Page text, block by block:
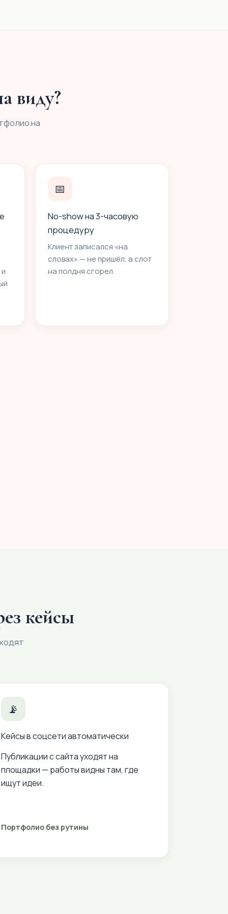
виду?
на
📅
No-show на 3-часовую
процедуру
Клиент записался «на
словах» — не пришёл, а слот
на полдня сгорел.
кейсы
📡
Кейсы в соцсети автоматически
Публикации с сайта уходят на
площадки — работы видны там, где
ищут идеи.
Портфолио без рутины